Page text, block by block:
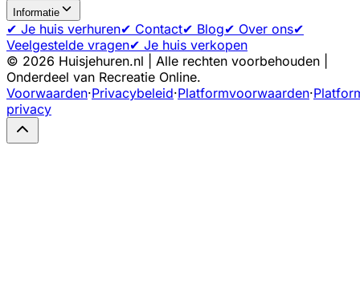
Informatie
✔ Je huis verhuren✔ Contact✔ Blog✔ Over ons✔
Veelgestelde vragen✔ Je huis verkopen
© 2026 Huisjehuren.nl | Alle rechten voorbehouden |
Onderdeel van Recreatie Online.
Voorwaarden·Privacybeleid·Platformvoorwaarden·
privacy